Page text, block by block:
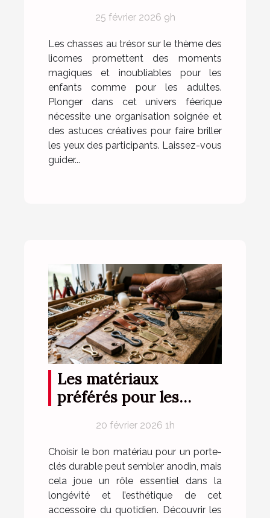
chasse au trésor sur le
thème des licornes
25 février 2026 9h
Les chasses au trésor sur le thème des
licornes promettent des moments
magiques et inoubliables pour les
enfants comme pour les adultes.
Plonger dans cet univers féerique
nécessite une organisation soignée et
des astuces créatives pour faire briller
les yeux des participants. Laissez-vous
guider...
Les matériaux
préférés pour les
20 février 2026 1h
Choisir le bon matériau pour un porte-
clés durable peut sembler anodin, mais
cela joue un rôle essentiel dans la
longévité et l’esthétique de cet
accessoire du quotidien. Découvrir les